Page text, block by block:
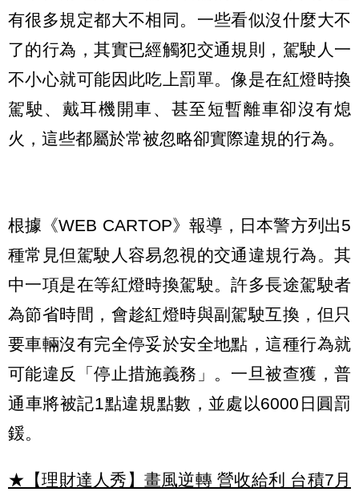
有很多規定都大不相同。一些看似沒什麼大不
了的行為，其實已經觸犯交通規則，駕駛人一
不小心就可能因此吃上罰單。像是在紅燈時換
駕駛、戴耳機開車、甚至短暫離車卻沒有熄
火，這些都屬於常被忽略卻實際違規的行為。
根據《WEB CARTOP》報導，日本警方列出5
種常見但駕駛人容易忽視的交通違規行為。其
中一項是在等紅燈時換駕駛。許多長途駕駛者
為節省時間，會趁紅燈時與副駕駛互換，但只
要車輛沒有完全停妥於安全地點，這種行為就
可能違反「停止措施義務」。一旦被查獲，普
通車將被記1點違規點數，並處以6000日圓罰
鍰。
★【理財達人秀】畫風逆轉 營收給利 台積7月